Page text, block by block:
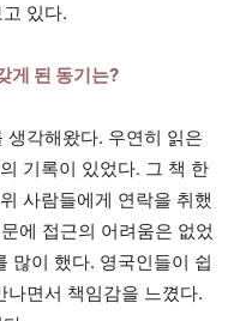
있다.
게 된 동기는?
생각해왔다. 우연히 읽은
기록이 있었다. 그 책 한
사람들에게 연락을 취했
에 접근의 어려움은 없었
많이 했다. 영국인들이 쉽
나면서 책임감을 느꼈다.